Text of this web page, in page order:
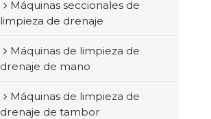
Máquinas seccionales de
limpieza de drenaje
Máquinas de limpieza de
drenaje de mano
Máquinas de limpieza de
drenaje de tambor